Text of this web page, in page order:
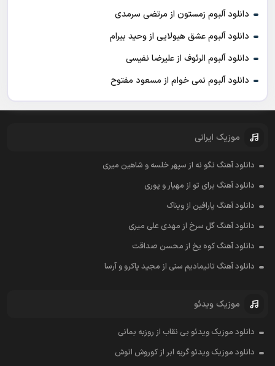
دانلود آلبوم زمستون از مرتضی سرمدی
دانلود آلبوم عشق هیولایی از وحید بیرام
دانلود آلبوم الرئوف از علیرضا نفیسی
دانلود آلبوم نمی خوام از مسعود مفتوح
موزیک ایرانی
دانلود آهنگ نگو نه از سپهر خلسه و شاهین میری
دانلود آهنگ برای تو از مهیار و پوری
دانلود آهنگ پارافین از ویناک
دانلود آهنگ گل سرخ از مهدی علی میری
دانلود آهنگ کوه یخ از محسن صداقت
دانلود آهنگ تانیمادیم سنی از مجید پاکرو و آرسا
موزیک ویدئو
دانلود موزیک ویدئو بی نقاب از روزبه بمانی
دانلود موزیک ویدئو گریه ابر از کوروش انوش